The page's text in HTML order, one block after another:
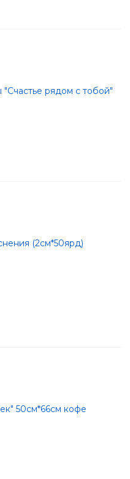
рядом с тобой"
(2см*50ярд)
50см*66см кофе